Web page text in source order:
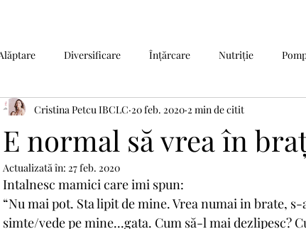
Diversificare Înțărcare Nutriție
E normal să vrea în
Cristina Petcu IBCLC 20 feb. 2020 2 min de citit
Actualizată în: 27 feb. 2020
Intalnesc mamici care imi spun:
“Nu mai pot. Sta lipit de mine. Vrea numai in brate,
simte/vede pe mine...gata. Cum să-l mai dezlipesc?